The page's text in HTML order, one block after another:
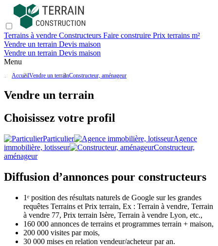
Terrains à vendre Constructeurs Faire construire Prix terrains m²
Vendre un terrain Devis maison
Vendre un terrain Devis maison
Menu
AccueilVendre un terrainConstructeur, aménageur
Vendre un terrain
Choisissez votre profil
Particulier
Agence
immobilière, lotisseur
Constructeur,
aménageur
Diffusion d’annonces pour constructeurs
1ᵉ position des résultats naturels de Google sur les grandes
requêtes Terrains et Prix terrain, Ex : Terrain à vendre, Terrain
à vendre 77, Prix terrain Isère, Terrain à vendre Lyon, etc.,
160 000 annonces de terrains et programmes terrain + maison,
200 000 visites par mois,
30 000 mises en relation vendeur/acheteur par an.